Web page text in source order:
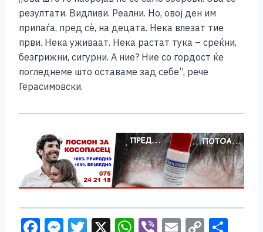
резултати. Видливи. Реални. Но, овој ден им
припаѓа, пред сè, на децата. Нека влезат тие
први. Нека уживаат. Нека растат тука – среќни,
безгрижни, сигурни. А ние? Ние со гордост ќе
погледнеме што оставаме зад себе”, рече
Герасимовски.